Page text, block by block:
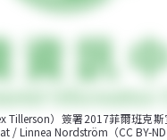
Tillerson）簽署2017菲爾班克斯
/ Linnea Nordström（CC BY-ND